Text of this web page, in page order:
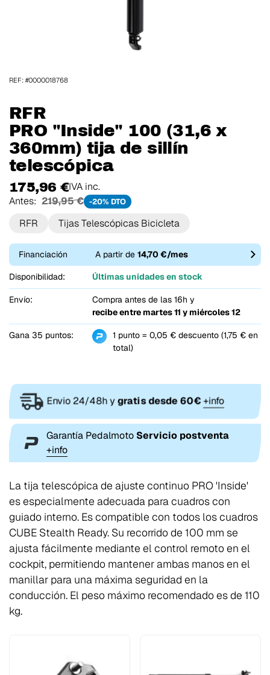
RFR
PRO "Inside" 100 (31,6 x
360mm) tija de sillín
telescópica
175,96 €IVA inc.
Antes: 219,95 € -20% DTO
RFR Tijas Telescópicas Bicicleta
Financiación A partir de14,70 €/mes
Disponibilidad: Últimas unidades en stock
Envío:
Compra antes de las 16h y
recibe entre martes 11 y miércoles 12
Gana 35 puntos:
1 punto = 0,05 € descuento (1,75 € en
total)
REF: #0000018768
Envio 24/48h ygratis desde 60€+info
Garantía Pedalmoto Servicio postventa
+info
La tija telescópica de ajuste continuo PRO 'Inside'
es especialmente adecuada para cuadros con
guiado interno. Es compatible con todos los cuadros
CUBE Stealth Ready. Su recorrido de 100 mm se
ajusta fácilmente mediante el control remoto en el
cockpit, permitiendo mantener ambas manos en el
manillar para una máxima seguridad en la
conducción. El peso máximo recomendado es de 110
kg.